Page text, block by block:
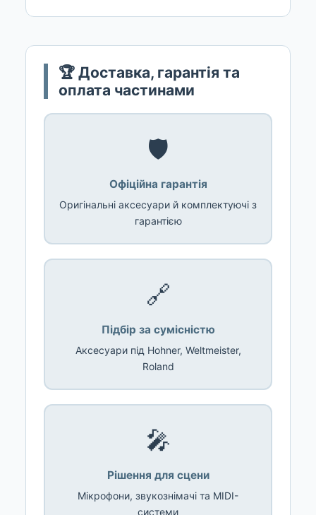
🏆 Доставка, гарантія та
оплата частинами
🛡️
Офіційна гарантія
Оригінальні аксесуари й комплектуючі з
гарантією
🔗
Підбір за сумісністю
Аксесуари під Hohner, Weltmeister,
Roland
🎤
Рішення для сцени
Мікрофони, звукознімачі та MIDI-
системи